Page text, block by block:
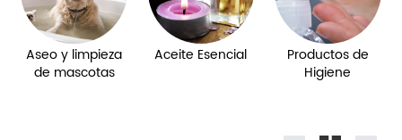
Aseo y limpieza
de mascotas
Aceite Esencial
Productos de
Higiene